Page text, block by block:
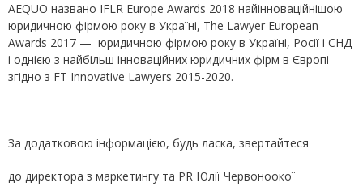
AEQUO названо IFLR Europe Awards 2018 найінноваційнішою
юридичною фірмою року в Україні, The Lawyer European
Awards 2017 — юридичною фірмою року в Україні, Росії і СНД
і однією з найбільш інноваційних юридичних фірм в Європі
згідно з FT Innovative Lawyers 2015-2020.
За додатковою інформацією, будь ласка, звертайтеся
до директора з маркетингу та PR Юлії Червоноокої